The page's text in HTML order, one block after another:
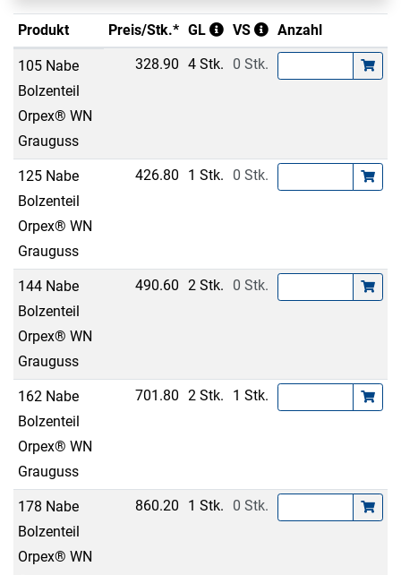
Produkt Preis/Stk.* GL VS Anzahl
105 Nabe
Bolzenteil
Orpex® WN
Grauguss
328.90 4 Stk. 0 Stk.
125 Nabe
Bolzenteil
Orpex® WN
Grauguss
426.80 1 Stk. 0 Stk.
144 Nabe
Bolzenteil
Orpex® WN
Grauguss
490.60 2 Stk. 0 Stk.
162 Nabe
Bolzenteil
Orpex® WN
Grauguss
701.80 2 Stk. 1 Stk.
178 Nabe
Bolzenteil
Orpex® WN
860.20 1 Stk. 0 Stk.